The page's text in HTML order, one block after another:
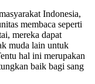
Indonesia,
membaca seperti
mereka dapat
muda lain untuk
hal ini merupakan
baik bagi sang